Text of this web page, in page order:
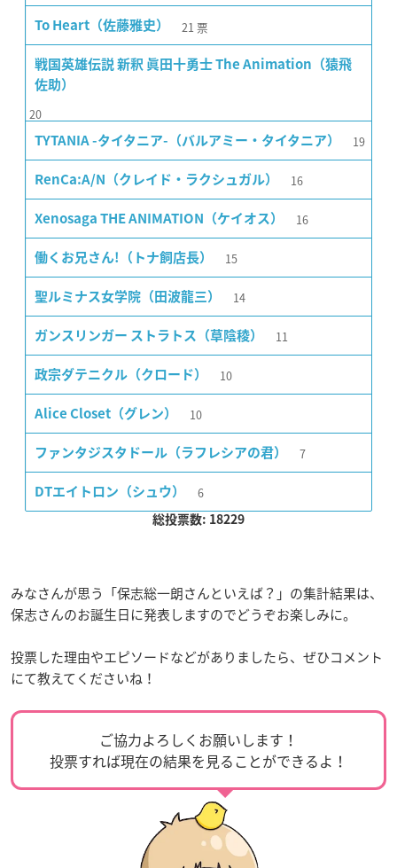
To Heart（佐藤雅史） 21 票
戦国英雄伝説 新釈 眞田十勇士 The Animation（猿飛
佐助）
20
TYTANIA -タイタニア-（バルアミー・タイタニア） 19
RenCa:A/N（クレイド・ラクシュガル） 16
Xenosaga THE ANIMATION（ケイオス） 16
働くお兄さん!（トナ飼店長） 15
聖ルミナス女学院（田波龍三） 14
ガンスリンガー ストラトス（草陰稜） 11
政宗ダテニクル（クロード） 10
Alice Closet（グレン） 10
ファンタジスタドール（ラフレシアの君） 7
DTエイトロン（シュウ） 6
総投票数: 18229
みなさんが思う「保志総一朗さんといえば？」の集計結果は、
保志さんのお誕生日に発表しますのでどうぞお楽しみに。
投票した理由やエピソードなどがありましたら、ぜひコメント
にて教えてくださいね！
ご協力よろしくお願いします！
投票すれば現在の結果を見ることができるよ！